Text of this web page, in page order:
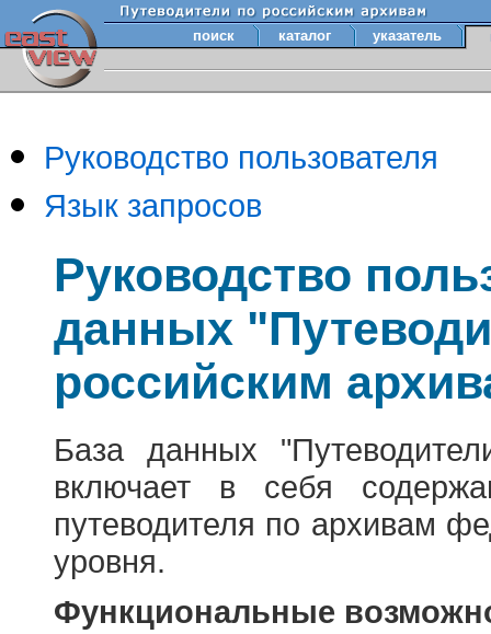
поиск каталог указатель
Руководство пользователя
Язык запросов
Руководство
данных
российским
База данных
включает в себя
путеводителя по архивам
уровня.
Функциональные